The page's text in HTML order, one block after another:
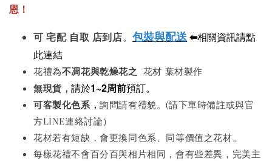
恩！
可宅配 自取 店到店。包裝與配送⬅相關資訊請點
此連結
花禮為不凋花與乾燥花之 花材 葉材製作
無現貨，請於1~2周前預訂。
可客製化色系，詢問請有禮貌。(請下單時備註或與官
方LINE連絡討論）
花材若有短缺，會更換同色系、同等價值之花材。
每樣花禮不會百分百與相片相同，會有些差異，完美主